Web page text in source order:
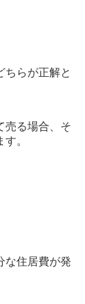
ちらが正解と
売る場合、そ
。
な住居費が発